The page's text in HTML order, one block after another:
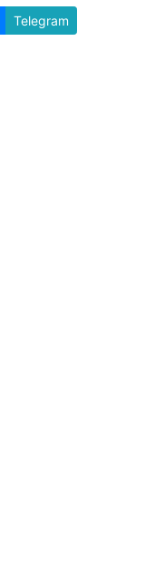
Telegram